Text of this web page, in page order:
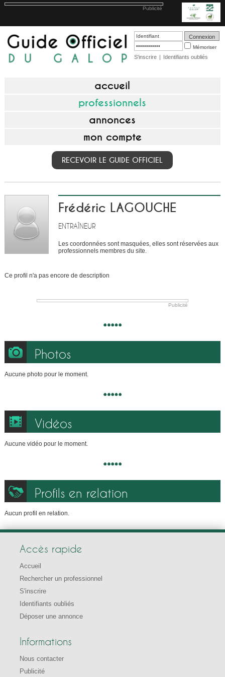
Publicité
Mémoriser
S'inscrire | Identifiants oubliés
accueil
professionnels
annonces
mon compte
RECEVOIR LE GUIDE OFFICIEL
Frédéric LAGOUCHE
ENTRAÎNEUR
Les coordonnées sont masquées, elles sont réservées aux
professionnels membres du site.
Ce profil n'a pas encore de description
Publicité
Photos
Aucune photo pour le moment.
Vidéos
Aucune vidéo pour le moment.
Profils en relation
Aucun profil en relation.
Accès rapide
Accueil
Rechercher un professionnel
S'inscrire
Identifiants oubliés
Déposer une annonce
Informations
Nous contacter
Publicité